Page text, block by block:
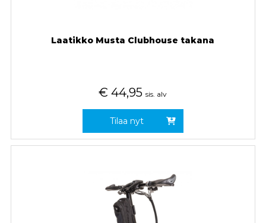
Laatikko Musta Clubhouse takana
€ 44,95 sis. alv
Tilaa nyt